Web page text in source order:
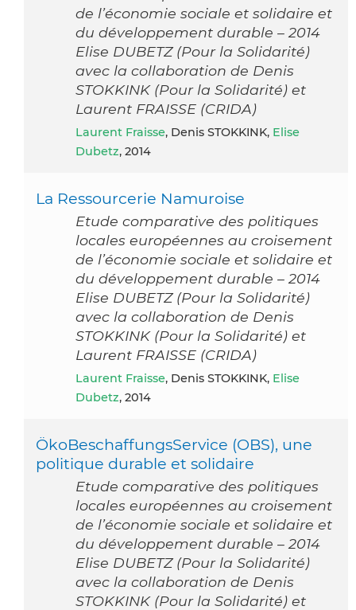
de l’économie sociale et solidaire et
du développement durable – 2014
Elise DUBETZ (Pour la Solidarité)
avec la collaboration de Denis
STOKKINK (Pour la Solidarité) et
Laurent FRAISSE (CRIDA)
Laurent Fraisse, Denis STOKKINK, Elise
Dubetz, 2014
La Ressourcerie Namuroise
Etude comparative des politiques
locales européennes au croisement
de l’économie sociale et solidaire et
du développement durable – 2014
Elise DUBETZ (Pour la Solidarité)
avec la collaboration de Denis
STOKKINK (Pour la Solidarité) et
Laurent FRAISSE (CRIDA)
Laurent Fraisse, Denis STOKKINK, Elise
Dubetz, 2014
ÖkoBeschaffungsService (OBS), une
politique durable et solidaire
Etude comparative des politiques
locales européennes au croisement
de l’économie sociale et solidaire et
du développement durable – 2014
Elise DUBETZ (Pour la Solidarité)
avec la collaboration de Denis
STOKKINK (Pour la Solidarité) et